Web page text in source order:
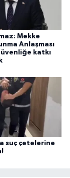
Mekke
Anlaşması
katkı
suç çetelerine